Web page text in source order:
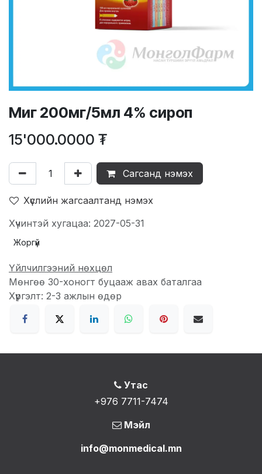
Миг 200мг/5мл 4% сироп
15'000.0000 ₮
Сагсанд нэмэх
Хүслийн жагсаалтанд нэмэх
Хүчинтэй хугацаа: 2027-05-31
Жоргүй
Үйлчилгээний нөхцөл
Мөнгөө 30-хоногт буцааж авах баталгаа
Хүргэлт: 2-3 ажлын өдөр
Утас
+976 7711-7474
Мэйл
info@monmedical.mn